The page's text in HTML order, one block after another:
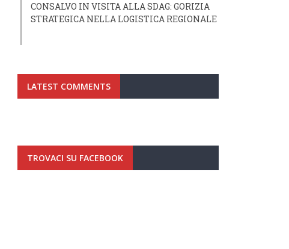
CONSALVO IN VISITA ALLA SDAG: GORIZIA
STRATEGICA NELLA LOGISTICA REGIONALE
LATEST COMMENTS
TROVACI SU FACEBOOK